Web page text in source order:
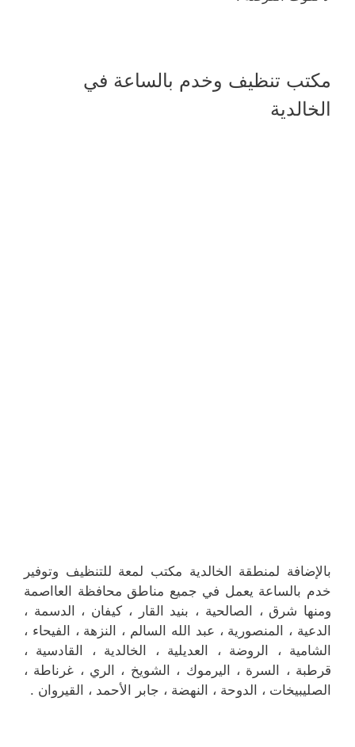
مكتب تنظيف وخدم بالساعة في
الخالدية
بالإضافة لمنطقة الخالدية مكتب لمعة للتنظيف وتوفير
خدم بالساعة يعمل في جميع مناطق محافظة العااصمة
ومنها شرق ، الصالحية ، بنيد القار ، كيفان ، الدسمة ،
الدعية ، المنصورية ، عبد الله السالم ، النزهة ، الفيحاء ،
الشامية ، الروضة ، العديلية ، الخالدية ، القادسية ،
قرطبة ، السرة ، اليرموك ، الشويخ ، الري ، غرناطة ،
الصليبيخات ، الدوحة ، النهضة ، جابر الأحمد ، القيروان .